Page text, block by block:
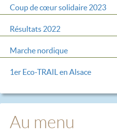
Coup de cœur solidaire 2023
Résultats 2022
Marche nordique
1er Eco-TRAIL en Alsace
Au menu